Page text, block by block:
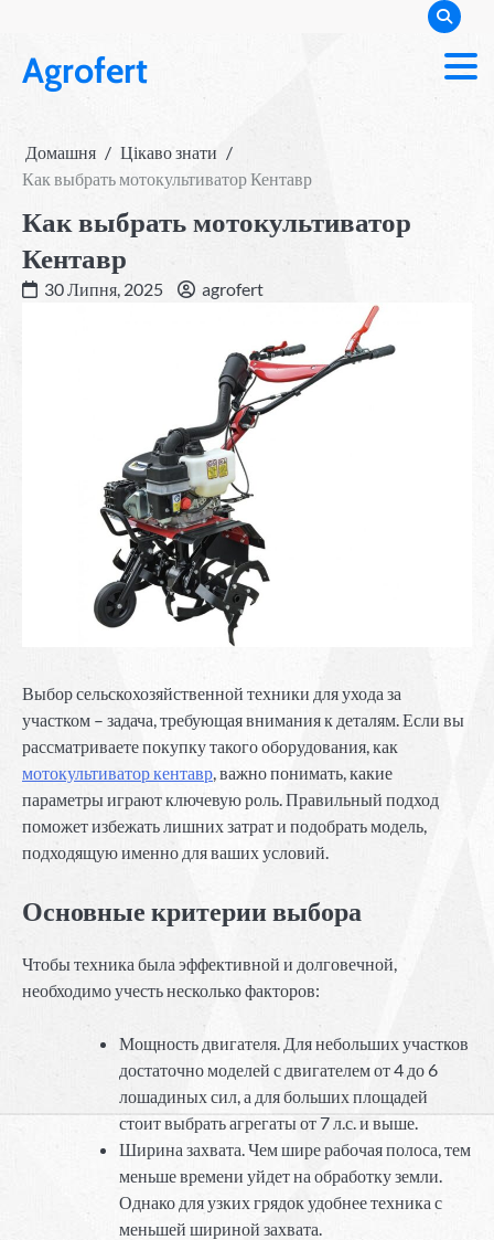
вмістуAgrofert
Домашня
Цікаво знати
Как выбрать мотокультиватор Кентавр
Как выбрать мотокультиватор
Кентавр
30 Липня, 2025 agrofert
Выбор сельскохозяйственной техники для ухода за
участком – задача, требующая внимания к деталям. Если вы
рассматриваете покупку такого оборудования, как
мотокультиватор кентавр, важно понимать, какие
параметры играют ключевую роль. Правильный подход
поможет избежать лишних затрат и подобрать модель,
подходящую именно для ваших условий.
Основные критерии выбора
Чтобы техника была эффективной и долговечной,
необходимо учесть несколько факторов:
Мощность двигателя. Для небольших участков
достаточно моделей с двигателем от 4 до 6
лошадиных сил, а для больших площадей
стоит выбрать агрегаты от 7 л.с. и выше.
Ширина захвата. Чем шире рабочая полоса, тем
меньше времени уйдет на обработку земли.
Однако для узких грядок удобнее техника с
меньшей шириной захвата.